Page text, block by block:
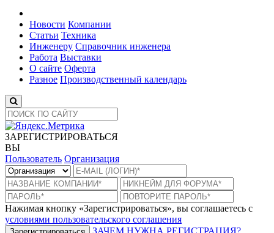
Новости Компании
Статьи Техника
Инженеру Справочник инженера
Работа Выставки
О сайте Оферта
Разное Производственный календарь
ЗАРЕГИСТРИРОВАТЬСЯ
ВЫ
Пользователь Организация
Нажимая кнопку «Зарегистрироваться», вы соглашаетесь с
условиями пользовательского соглашения
ЗАЧЕМ НУЖНА РЕГИСТРАЦИЯ?